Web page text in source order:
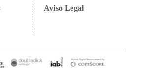
Aviso Legal